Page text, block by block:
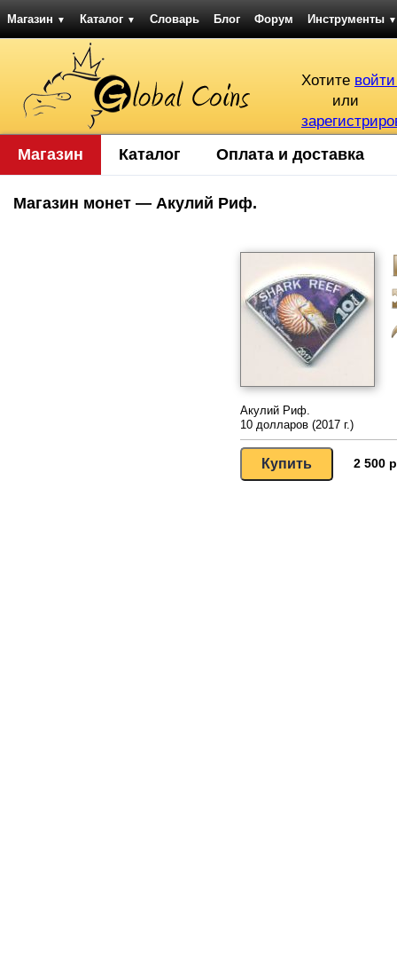
Магазин ▼ Каталог ▼ Словарь Блог Форум Инструменты ▼
Хотите
или
Магазин Каталог Оплата и доставка
Магазин монет — Акулий Риф.
Акулий Риф.
10 долларов (2017 г.)
2 500